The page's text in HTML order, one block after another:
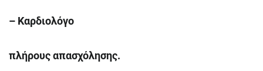
– Καρδιολόγο
πλήρους απασχόλησης.